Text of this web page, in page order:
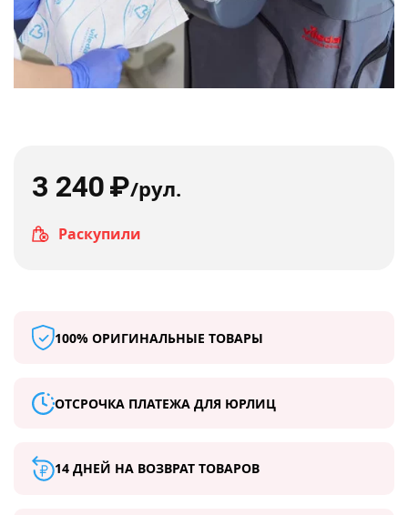
3 240₽/рул.
Раскупили
100% ОРИГИНАЛЬНЫЕ ТОВАРЫ
ОТСРОЧКА ПЛАТЕЖА ДЛЯ ЮРЛИЦ
14 ДНЕЙ НА ВОЗВРАТ ТОВАРОВ